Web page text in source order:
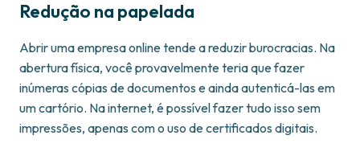
Redução na papelada
Abrir uma empresa online tende a reduzir burocracias. Na
abertura física, você provavelmente teria que fazer
inúmeras cópias de documentos e ainda autenticá-las em
um cartório. Na internet, é possível fazer tudo isso sem
impressões, apenas com o uso de certificados digitais.